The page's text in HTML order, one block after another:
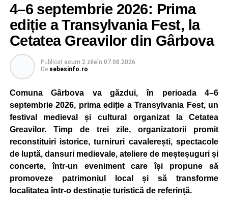
4–6 septembrie 2026: Prima
ediție a Transylvania Fest, la
Cetatea Greavilor din Gârbova
Publicat acum 2 zileîn 07.08.2026
De sebesinfo.ro
Comuna Gârbova va găzdui, în perioada 4–6
septembrie 2026, prima ediție a Transylvania Fest, un
festival medieval și cultural organizat la Cetatea
Greavilor. Timp de trei zile, organizatorii promit
reconstituiri istorice, turniruri cavalerești, spectacole
de luptă, dansuri medievale, ateliere de meșteșuguri și
concerte, într-un eveniment care își propune să
promoveze patrimoniul local și să transforme
localitatea într-o destinație turistică de referință.